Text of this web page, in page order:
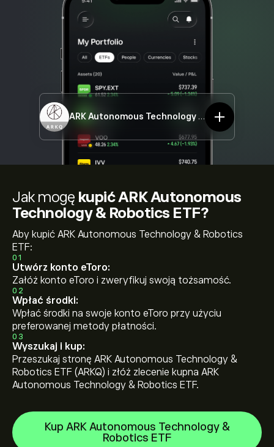
ARK Autonomous Technology & Robotics ETF
Jak mogę kupić ARK Autonomous
Technology & Robotics ETF?
Aby kupić ARK Autonomous Technology & Robotics
ETF:
01
Utwórz konto eToro:
Załóż konto eToro i zweryfikuj swoją tożsamość.
02
Wpłać środki:
Wpłać środki na swoje konto eToro przy użyciu
preferowanej metody płatności.
03
Wyszukaj i kup:
Przeszukaj stronę ARK Autonomous Technology &
Robotics ETF (ARKQ) i złóż zlecenie kupna ARK
Autonomous Technology & Robotics ETF.
Kup ARK Autonomous Technology &
Robotics ETF